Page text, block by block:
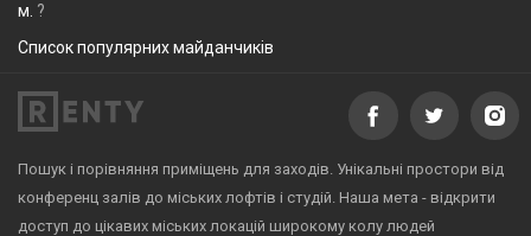
м. ?
Список популярних майданчиків
Пошук і порівняння приміщень для заходів. Унікальні простори від
конференц залів до міських лофтів і студій. Наша мета - відкрити
доступ до цікавих міських локацій широкому колу людей